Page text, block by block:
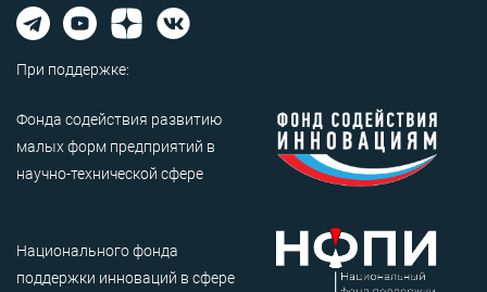
При поддержке:
Фонда содействия развитию
малых форм предприятий в
научно-технической сфере
Национального фонда
поддержки инноваций в сфере